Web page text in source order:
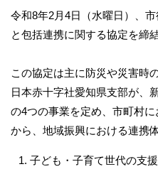
令和8年2月4日（水曜日）、
と包括連携に関する協定を締
この協定は主に防災や災害時
日本赤十字社愛知県支部が、
の4つの事業を定め、市町村
から、地域振興における連携
子ども・子育て世代の支援